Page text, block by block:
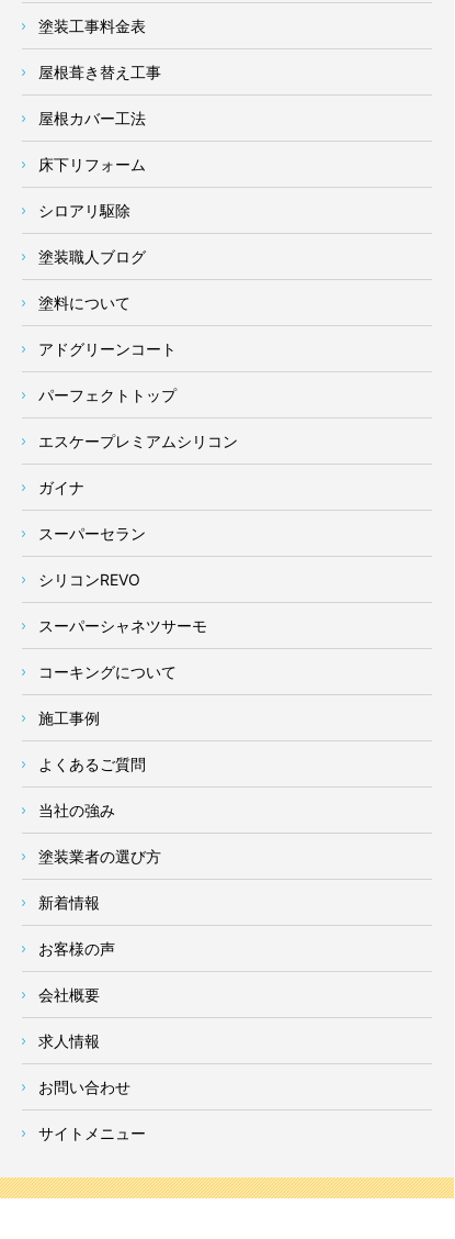
塗装工事料金表
屋根葺き替え工事
屋根カバー工法
床下リフォーム
シロアリ駆除
塗装職人ブログ
塗料について
アドグリーンコート
パーフェクトトップ
エスケープレミアムシリコン
ガイナ
スーパーセラン
シリコンREVO
スーパーシャネツサーモ
コーキングについて
施工事例
よくあるご質問
当社の強み
塗装業者の選び方
新着情報
お客様の声
会社概要
求人情報
お問い合わせ
サイトメニュー